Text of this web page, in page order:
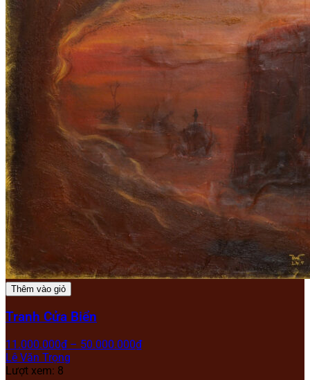
Thêm vào giỏ
Tranh Cửa Biển
11.000.000₫ – 50.000.000₫
Lê Văn Trọng
Lượt xem: 8